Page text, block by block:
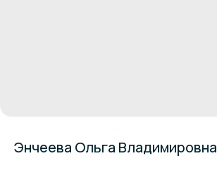
Энчеева Ольга Владимировна